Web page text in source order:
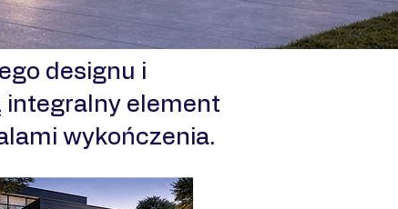
designu i
integralny element
wykończenia.